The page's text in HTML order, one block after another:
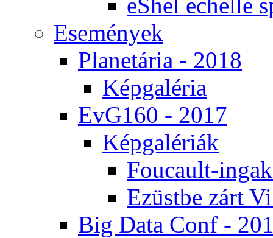
Ese­mé­nyek
Pla­ne­tá­ria - 2018
Kép­ga­lé­ria
EvG160 - 2017
Kép­ga­lé­ri­ák
Fo­u­ca­ult-
Ezüst­be zárt
Big Da­ta Conf -